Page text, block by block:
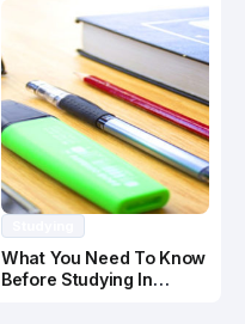
What You Need To Know
Before Studying In